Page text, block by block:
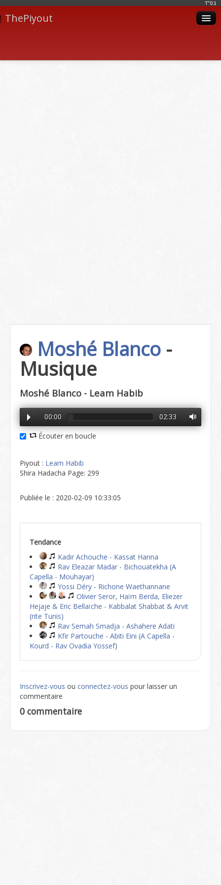
בּס"ד
ThePiyout
Moshé Blanco -
Musique
Moshé Blanco - Leam Habib
00:00 02:33
Écouter en boucle
Piyout : Leam Habib
Shira Hadacha Page: 299
Publiée le : 2020-02-09 10:33:05
Tendance
Kadir Achouche - Kassat Hanna
Rav Eleazar Madar - Bichouatekha (A
Capella - Mouhayar)
Yossi Déry - Richone Waethannane
Olivier Seror, Haïm Berda, Eliezer
Hejaje & Eric Bellaïche - Kabbalat Shabbat & Arvit
(rite Tunis)
Rav Semah Smadja - Ashahere Adati
Kfir Partouche - Abiti Eini (A Capella -
Kourd - Rav Ovadia Yossef)
Inscrivez-vous ou connectez-vous pour laisser un
commentaire
0 commentaire